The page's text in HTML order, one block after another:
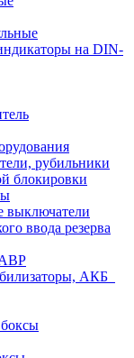
на DIN-
рубильники
блокировки
выключатели
ввода резерва
АКБ